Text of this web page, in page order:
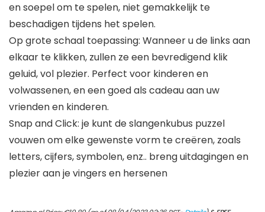
en soepel om te spelen, niet gemakkelijk te
beschadigen tijdens het spelen.
Op grote schaal toepassing: Wanneer u de links aan
elkaar te klikken, zullen ze een bevredigend klik
geluid, vol plezier. Perfect voor kinderen en
volwassenen, en een goed als cadeau aan uw
vrienden en kinderen.
Snap and Click: je kunt de slangenkubus puzzel
vouwen om elke gewenste vorm te creëren, zoals
letters, cijfers, symbolen, enz.. breng uitdagingen en
plezier aan je vingers en hersenen